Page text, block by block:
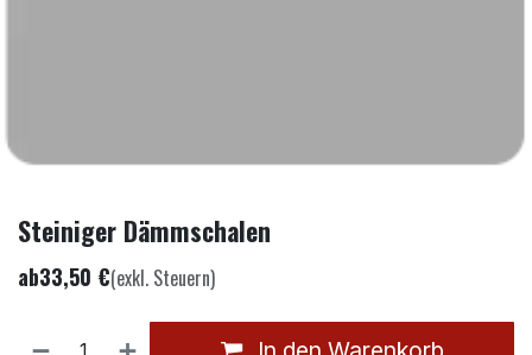
Steiniger Dämmschalen
ab33,50 €(exkl. Steuern)